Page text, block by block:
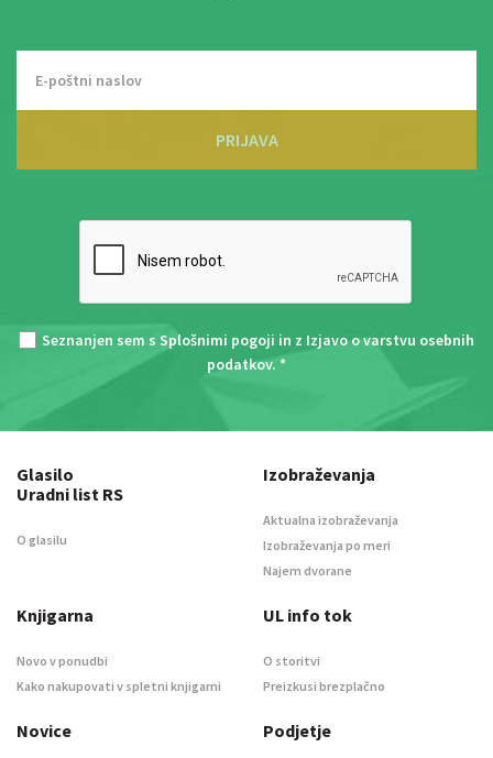
PRIJAVA
Seznanjen sem s Splošnimi pogoji in z Izjavo o varstvu osebnih
podatkov. *
Glasilo
Uradni list RS
O glasilu
Izobraževanja
Aktualna izobraževanja
Izobraževanja po meri
Najem dvorane
Knjigarna
Novo v ponudbi
Kako nakupovati v spletni knjigarni
UL info tok
O storitvi
Preizkusi brezplačno
Novice Podjetje